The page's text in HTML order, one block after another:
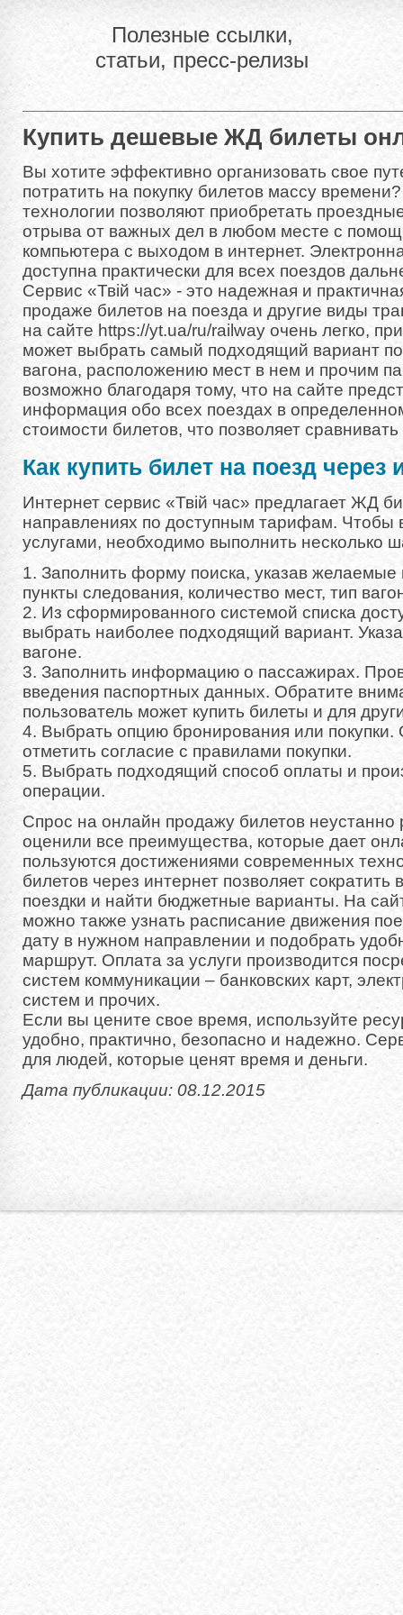
Полезные ссылки,
статьи, пресс-релизы
Купить дешевые ЖД билеты
Вы хотите эффективно организовать свое
потратить на покупку билетов массу
технологии позволяют приобретать
отрыва от важных дел в любом месте с
компьютера с выходом в интернет.
доступна практически для всех поездов
Сервис «Твій час» - это надежная и
продаже билетов на поезда и другие виды
на сайте https://yt.ua/ru/railway очень легко,
может выбрать самый подходящий вариант
вагона, расположению мест в нем и прочим
возможно благодаря тому, что на сайте
информация обо всех поездах в
стоимости билетов, что позволяет
Как купить билет на поезд через
Интернет сервис «Твій час» предлагает ЖД
направлениях по доступным тарифам. Чтобы
услугами, необходимо выполнить несколько
1. Заполнить форму поиска, указав желаемые
пункты следования, количество мест, тип
2. Из сформированного системой списка
выбрать наиболее подходящий вариант.
вагоне.
3. Заполнить информацию о пассажирах.
введения паспортных данных. Обратите
пользователь может купить билеты и для
4. Выбрать опцию бронирования или покупки.
отметить согласие с правилами покупки.
5. Выбрать подходящий способ оплаты и
операции.
Спрос на онлайн продажу билетов неустанно
оценили все преимущества, которые дает
пользуются достижениями современных
билетов через интернет позволяет
поездки и найти бюджетные варианты. На
можно также узнать расписание движения
дату в нужном направлении и подобрать
маршрут. Оплата за услуги производится
систем коммуникации – банковских карт,
систем и прочих.
Если вы цените свое время, используйте
удобно, практично, безопасно и надежно.
для людей, которые ценят время и деньги.
Дата публикации: 08.12.2015